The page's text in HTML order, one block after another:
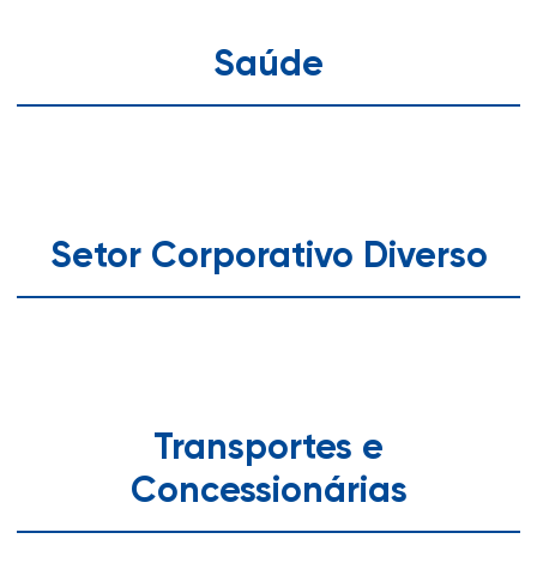
Saúde
Setor Corporativo Diverso
Transportes e
Concessionárias